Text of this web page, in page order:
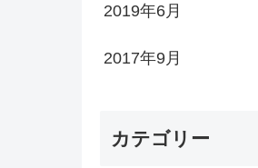
2019年6月
2017年9月
カテゴリー